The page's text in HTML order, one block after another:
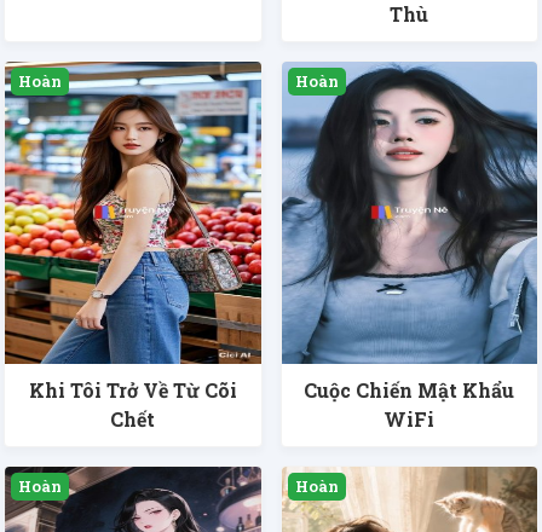
Thù
Khi Tôi Trở Về Từ Cõi
Chết
Cuộc Chiến Mật Khẩu
WiFi